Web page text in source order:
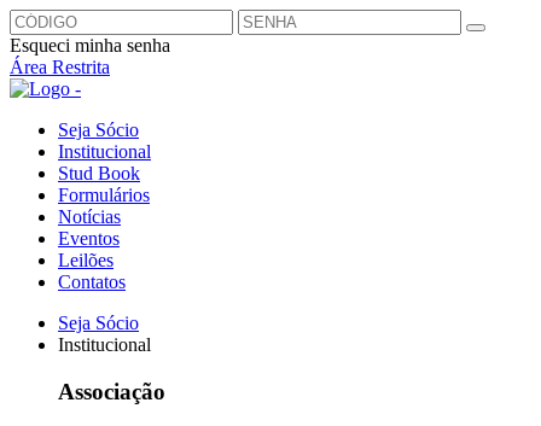
Esqueci minha senha
Área Restrita
Seja Sócio
Institucional
Stud Book
Formulários
Notícias
Eventos
Leilões
Contatos
Seja Sócio
Institucional
Associação